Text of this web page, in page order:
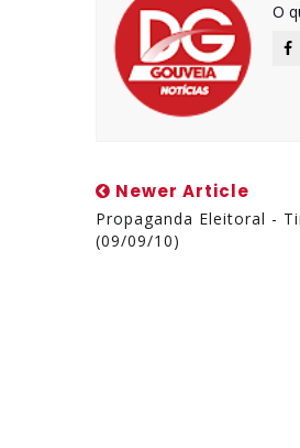
O
Newer Article
Propaganda Eleitoral -
(09/09/10)